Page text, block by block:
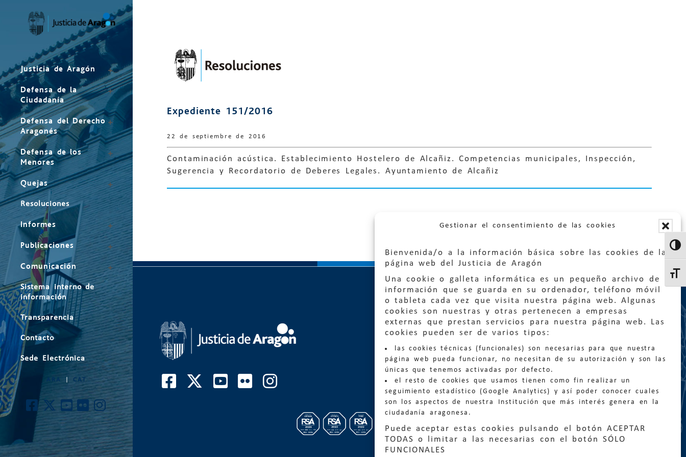
Gestionar el consentimiento de las cookies
Bienvenida/o a la información básica sobre las cookies de la
página web del Justicia de Aragón
Una cookie o galleta informática es un pequeño archivo de
información que se guarda en su ordenador, teléfono móvil
o tableta cada vez que visita nuestra página web. Algunas
cookies son nuestras y otras pertenecen a empresas
externas que prestan servicios para nuestra página web. Las
cookies pueden ser de varios tipos:
las cookies técnicas (funcionales) son necesarias para que nuestra
página web pueda funcionar, no necesitan de su autorización y son las
únicas que tenemos activadas por defecto.
el resto de cookies que usamos tienen como fin realizar un
seguimiento estadístico (Google Analytics) y así poder conocer cuales
son los aspectos de nuestra Institución que más interés genera en la
ciudadanía aragonesa.
Puede aceptar estas cookies pulsando el botón ACEPTAR
TODAS o limitar a las necesarias con el botón SÓLO
FUNCIONALES
Justicia de Aragón
Defensa de la
Ciudadanía
Defensa del Derecho
Aragonés
Defensa de los
Menores
Quejas
Resoluciones
Informes
Publicaciones
Comunicación
Sistema interno de
información
Transparencia
Contacto
Sede Electrónica
CAT
Expediente 151/2016
22 de septiembre de 2016
Contaminación acústica. Establecimiento Hostelero de Alcañiz. Competencias municipales, Inspección,
Sugerencia y Recordatorio de Deberes Legales. Ayuntamiento de Alcañiz
Quejas:quejas@eljusticiadearagon.es
Información general:
informacion@eljusticiadearagon.es
Teléfonos: 900 210 210/ 976 399 354